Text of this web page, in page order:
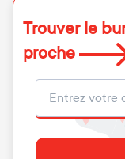
Trouver le
proche
Localisation